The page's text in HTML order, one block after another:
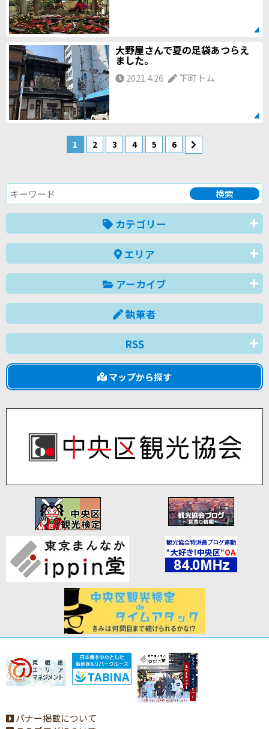
大野屋さんで夏の足袋あつらえ
ました。
2021.4.26 下町トム
1 2 3 4 5 6
カテゴリー
エリア
アーカイブ
執筆者
RSS
マップから探す
バナー掲載について